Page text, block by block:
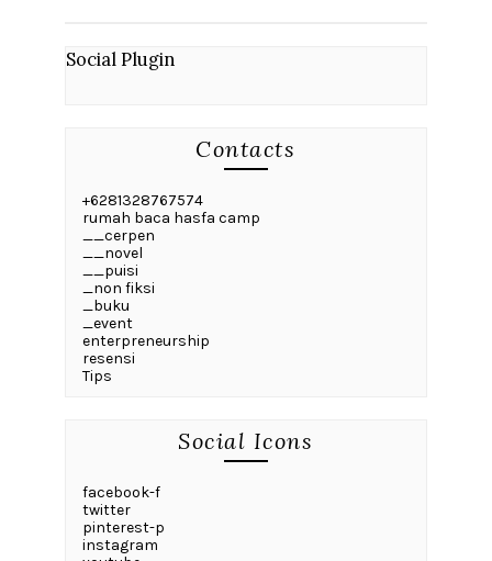
Social Plugin
Contacts
+6281328767574
rumah baca hasfa camp
__cerpen
__novel
__puisi
_non fiksi
_buku
_event
enterpreneurship
resensi
Tips
Social Icons
facebook-f
twitter
pinterest-p
instagram